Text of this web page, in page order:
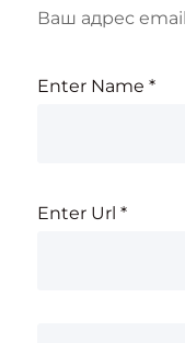
Ваш адрес
Enter Name *
Enter Url *